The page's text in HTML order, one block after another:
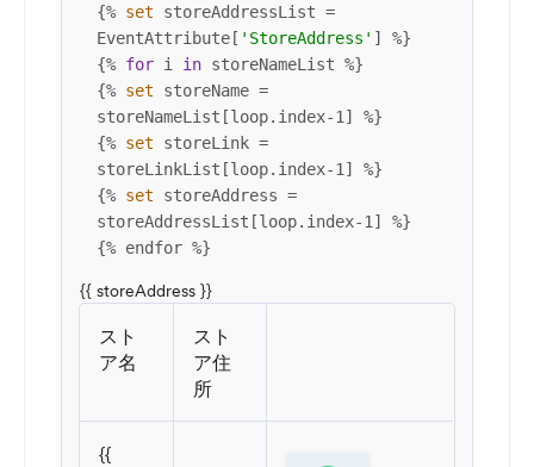
{% set storeAddressList =
EventAttribute[ 'StoreAddress' ] %}
{% for i in storeNameList %}
{% set storeName =
storeNameList[loop.index-1] %}
{% set storeLink =
storeLinkList[loop.index-1] %}
{% set storeAddress =
storeAddressList[loop.index-1] %}
{% endfor %}
{{ storeAddress }}
スト
ア名
スト
ア住
所
{{